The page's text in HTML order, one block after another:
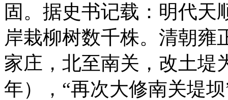
固。据史书记载：明代天
岸栽柳树数千株。清朝雍
家庄，北至南关，改土堤
年），“再次大修南关堤